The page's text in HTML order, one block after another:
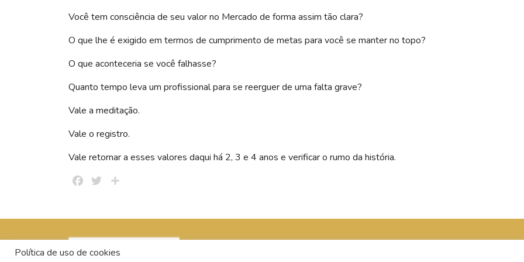
Você tem consciência de seu valor no Mercado de forma assim tão clara?
O que lhe é exigido em termos de cumprimento de metas para você se manter no topo?
O que aconteceria se você falhasse?
Quanto tempo leva um profissional para se reerguer de uma falta grave?
Vale a meditação.
Vale o registro.
Vale retornar a esses valores daqui há 2, 3 e 4 anos e verificar o rumo da história.
FacebookTwitter
Política de uso de cookies